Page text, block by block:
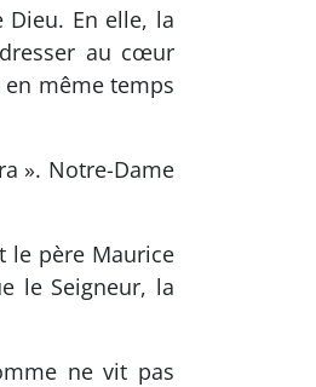
Dieu. En elle, la
au cœur
en même temps
». Notre-Dame
le père Maurice
le Seigneur, la
ne vit pas